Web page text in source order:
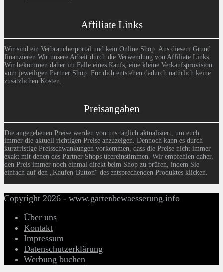
Affiliate Links
Wir sind ein Verbraucherportal und kein Online Shop. Aus diesem Grund
finanzieren Wir unsere Arbeit durch die Verwendung von Affiliate Links.
Wir bekommen daher im Falle eines Kaufs, eine kleine Verkaufsprovision
vom jeweiligen Partner Shop. Für dich entstehen dadurch natürlich keine
zusätzlichen Kosten.
Preisangaben
Die angegebenen Preise werden von uns täglich aktualisiert, um euch
immer die aktuell richtigen Preise anzuzeigen. Dennoch kann es durch
kurzfristige Preisschwankungen vorkommen, dass die Preise nicht immer
exakt mit denen des Partner Shops übereinstimmen. Wir empfehlen daher,
den Preis immer noch einmal direkt beim Shop zu prüfen, indem Sie
einfach auf den „Kaufen-Button“ des entsprechenden Produktes klicken.
Copyright 2026 - www.gartenbewaesserung.info
Über uns
Kontakt
Impressum
Datenschutzerklärung
Werbung buchen